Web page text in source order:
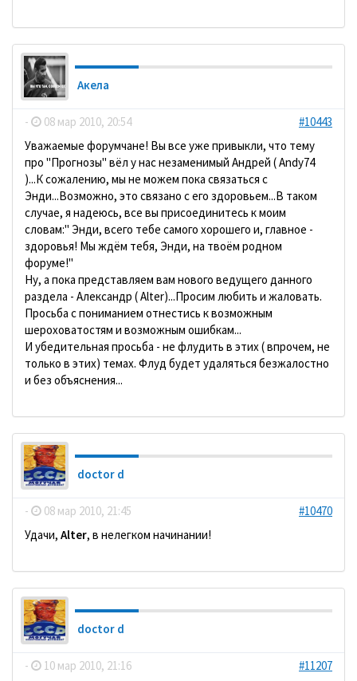
Акела
- 08 мар 2010, 20:54
#10443
Уважаемые форумчане! Вы все уже привыкли, что тему
про "Прогнозы" вёл у нас незаменимый Андрей ( Andy74
)...К сожалению, мы не можем пока связаться с
Энди...Возможно, это связано с его здоровьем...В таком
случае, я надеюсь, все вы присоединитесь к моим
словам:" Энди, всего тебе самого хорошего и, главное -
здоровья! Мы ждём тебя, Энди, на твоём родном
форуме!"
Ну, а пока представляем вам нового ведущего данного
раздела - Александр ( Alter)...Просим любить и жаловать.
Просьба с пониманием отнестись к возможным
шероховатостям и возможным ошибкам...
И убедительная просьба - не флудить в этих ( впрочем, не
только в этих) темах. Флуд будет удаляться безжалостно
и без объяснения...
doctor d
- 08 мар 2010, 21:45
#10470
Удачи, Alter, в нелегком начинании!
doctor d
- 10 мар 2010, 21:16
#11207